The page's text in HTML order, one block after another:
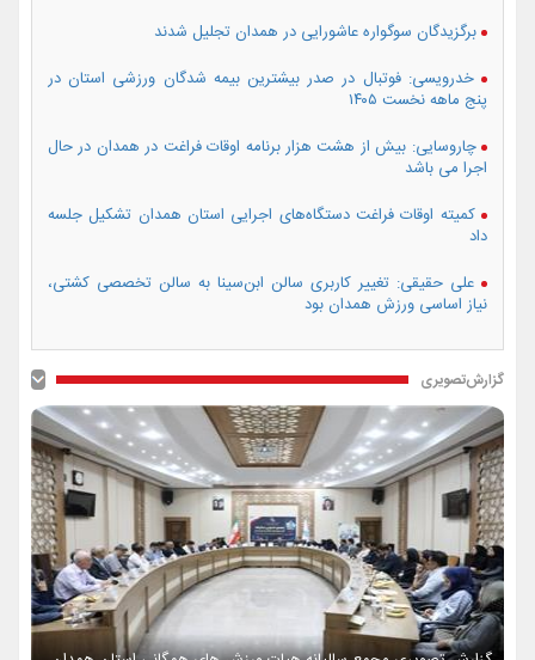
برگزیدگان سوگواره عاشورایی در همدان تجلیل شدند
خدرویسی: فوتبال در صدر بیشترین بیمه شدگان ورزشی استان در
پنج ماهه نخست ۱۴۰۵
چاروسایی: بیش از هشت هزار برنامه اوقات فراغت در همدان در حال
اجرا می باشد
کمیته اوقات فراغت دستگاه‌های اجرایی استان همدان تشکیل جلسه
داد
علی حقیقی: تغییر کاربری سالن ابن‌سینا به سالن تخصصی کشتی،
نیاز اساسی ورزش همدان بود
گزارش‌تصویری